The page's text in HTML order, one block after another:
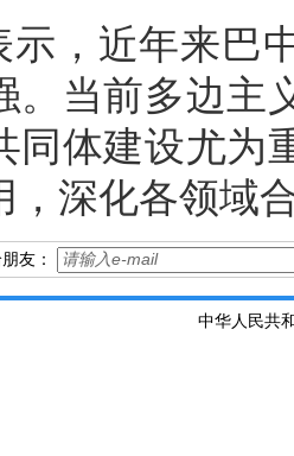
示，近年来巴
。当前多边主
同体建设尤为
，深化各领域
友：
中华人民共